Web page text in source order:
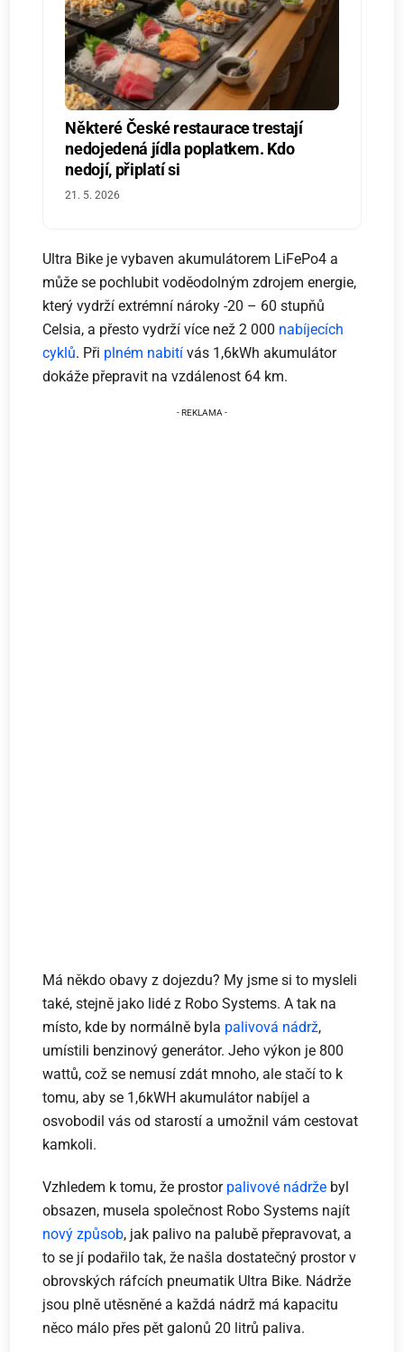
Některé České restaurace trestají
nedojedená jídla poplatkem. Kdo
nedojí, připlatí si
21. 5. 2026
Ultra Bike je vybaven akumulátorem LiFePo4 a
může se pochlubit voděodolným zdrojem energie,
který vydrží extrémní nároky -20 – 60 stupňů
Celsia, a přesto vydrží více než 2 000 nabíjecích
cyklů. Při plném nabití vás 1,6kWh akumulátor
dokáže přepravit na vzdálenost 64 km.
Má někdo obavy z dojezdu? My jsme si to mysleli
také, stejně jako lidé z Robo Systems. A tak na
místo, kde by normálně byla palivová nádrž,
umístili benzinový generátor. Jeho výkon je 800
wattů, což se nemusí zdát mnoho, ale stačí to k
tomu, aby se 1,6kWH akumulátor nabíjel a
osvobodil vás od starostí a umožnil vám cestovat
kamkoli.
Vzhledem k tomu, že prostor palivové nádrže byl
obsazen, musela společnost Robo Systems najít
nový způsob, jak palivo na palubě přepravovat, a
to se jí podařilo tak, že našla dostatečný prostor v
obrovských ráfcích pneumatik Ultra Bike. Nádrže
jsou plně utěsněné a každá nádrž má kapacitu
něco málo přes pět galonů 20 litrů paliva.